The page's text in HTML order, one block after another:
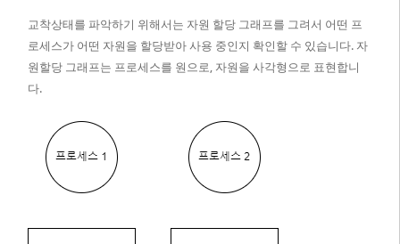
교착상태를 파악하기 위해서는 자원 할당 그래프를 그려서 어떤 프
로세스가 어떤 자원을 할당받아 사용 중인지 확인할 수 있습니다. 자
원할당 그래프는 프로세스를 원으로, 자원을 사각형으로 표현합니
다.